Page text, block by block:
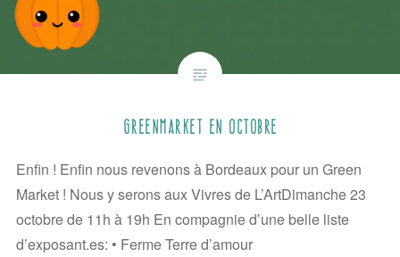
GreenMarket en octobre
Enfin ! Enfin nous revenons à Bordeaux pour un Green
Market ! Nous y serons aux Vivres de L’ArtDimanche 23
octobre de 11h à 19h En compagnie d’une belle liste
d’exposant.es: • Ferme Terre d’amour